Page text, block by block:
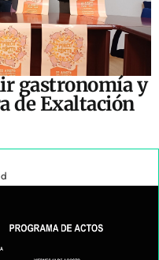
gastronomía y
de Exaltación